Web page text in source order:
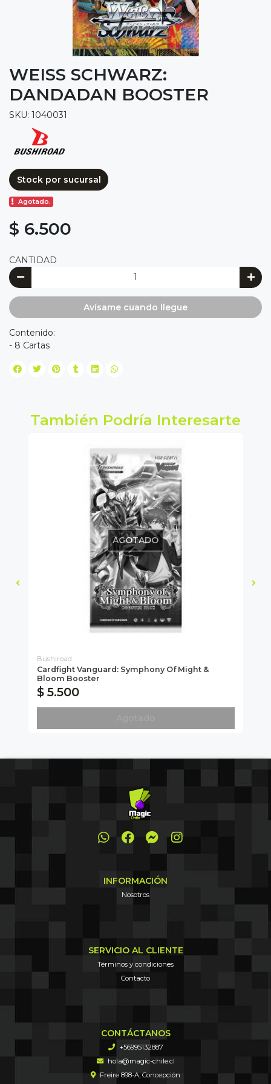
WEISS SCHWARZ:
DANDADAN BOOSTER
SKU: 1040031
Stock por sucursal
Agotado.
$ 6.500
CANTIDAD
Avísame cuando llegue
Contenido:
- 8 Cartas
También Podría Interesarte
AGOTADO
Bushiroad
Cardfight Vanguard: Symphony Of Might &
Bloom Booster
$ 5.500
INFORMACIÓN
Nosotros
SERVICIO AL CLIENTE
Términos y condiciones
Contacto
CONTÁCTANOS
+56995132887
hola@magic-chile.cl
Freire 898-A, Concepción